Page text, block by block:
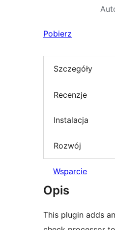
Pobierz
Szczegóły
Recenzje
Instalacja
Rozwój
Wsparcie
Opis
This plugin adds